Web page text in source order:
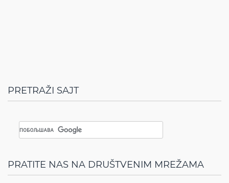
PRETRAŽI SAJT
PRATITE NAS NA DRUŠTVENIM MREŽAMA